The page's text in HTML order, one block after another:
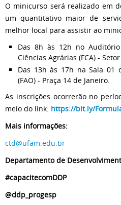
O minicurso será realizado em
um quantitativo maior de
melhor local para assistir ao
Das 8h às 12h no
Ciências Agrárias (FCA) -
Das 13h às 17h na Sala 01
(FAO) - Praça 14 de Janeiro.
As inscrições ocorrerão no
meio do link: https://bit.ly/
Mais informações:
ctd@ufam.edu.br
Departamento de
#capacitecomDDP
@ddp_progesp